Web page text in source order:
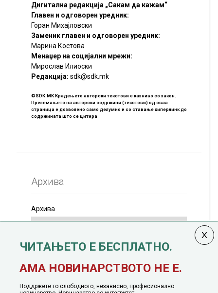
Дигитална редакција „Сакам да кажам“
Главен и одговорен уредник:
Горан Михајловски
Заменик главен и одговорен уредник:
Марина Костова
Менаџер на социјални мрежи:
Мирослав Илиоски
Редакцијa: sdk@sdk.mk
©SDK.MK Крадењето авторски текстови е казниво со закон.
Преземањето на авторски содржини (текстови) од оваа
страница е дозволено само делумно и со ставање хиперлинк до
содржината што се цитира
Архива
Архива
јануари, 1991 година
ЧИТАЊЕТО Е БЕСПЛАТНО.
АМА НОВИНАРСТВОТО НЕ Е.
Поддржете го слободното, независно, професионално